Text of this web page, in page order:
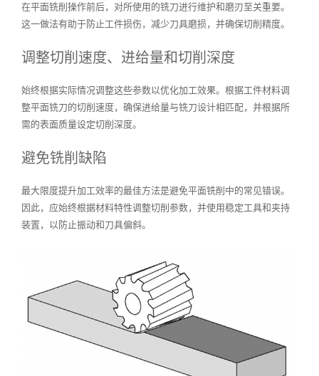
在平面铣削操作前后，对所使用的铣刀进行维护和磨刃至关重要。
这一做法有助于防止工件损伤，减少刀具磨损，并确保切削精度。
调整切削速度、进给量和切削深度
始终根据实际情况调整这些参数以优化加工效果。根据工件材料调
整平面铣刀的切削速度，确保进给量与铣刀设计相匹配，并根据所
需的表面质量设定切削深度。
避免铣削缺陷
最大限度提升加工效率的最佳方法是避免平面铣削中的常见错误。
因此，应始终根据材料特性调整切削参数，并使用稳定工具和夹持
装置，以防止振动和刀具偏斜。